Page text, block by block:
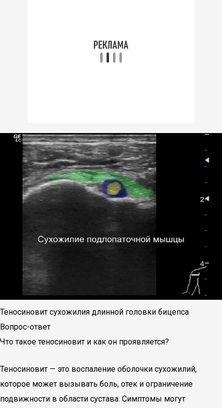
Теносиновит сухожилия длинной головки бицепса
Вопрос-ответ
Что такое теносиновит и как он проявляется?
Теносиновит — это воспаление оболочки сухожилий,
которое может вызывать боль, отек и ограничение
подвижности в области сустава. Симптомы могут